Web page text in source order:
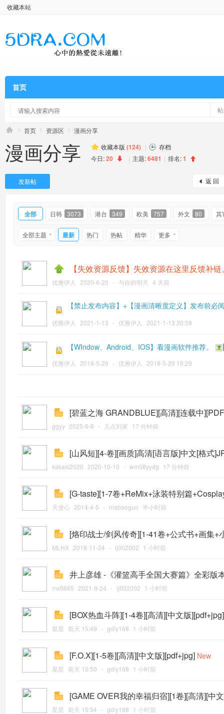
收藏本站
首页
首页 资源区 漫画分享
漫画分享 收藏本版 (124) |
存档
今日:20 | 主题:6481 | 排名:1
返 回
发新帖
全部 日韩 3073 港台 349 欧美 757 外文 80 其
全部主题 最新 热门 热帖 精华 更多
【失效资源反馈】失效资源在这里反馈补链
优雅伊人 2020-6-20 - 与你的明天 4 天前
【禁止发布内容】+【漫画清晰度定义】发布前必
优雅伊人 2021-1-13 - 优雅伊人 2021-1-13 20:59
【WIndow、Android、IOS】看漫画软件推荐。
优雅伊人 2018-5-29 - 优雅伊人 2018-5-29 16:29
[碧蓝之海 GRANDBLUE][高清][连载中
ggyy 2025-6-8 - 几点到家 17 分钟前
[山风短][4-卷][画质]高清[语言版]中文[格式
kakaxi2020 2020-10-10 - wm08yydg 17 分钟前
[G-taste][1-7卷+ReMix+泳装特别篇
天使心 2014-4-5 - mabaoguo 半小时前
[烙印战士/剑风传奇][1-41卷+公式书+画集+
MLHX 2018-11-24 - lj002002 1 小时前
井上彦雄 -《灌篮高手全国大赛篇》全彩版
mx5665 2021-9-24 - lj002002 1 小时前
[BOX热血斗阵][1-4卷][高清][中文版][pdf+jpg]
星星 前天 15:49 - gdly168 1 小时前
[F.O.X][1-5卷][高清][中文版][pdf+jpg] New
星星 前天 15:50 - gdly168 1 小时前
[GAME OVER我的幸福归宿][1卷][高清][中
星星 前天 15:54 - gdly168 1 小时前